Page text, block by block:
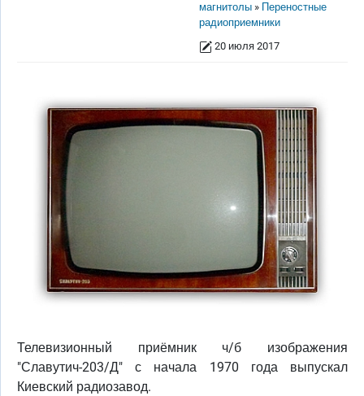
магнитолы
Переностные
радиоприемники
20 июля 2017
Телевизионный приёмник ч/б изображения
"Славутич-203/Д" с начала 1970 года выпускал
Киевский радиозавод.